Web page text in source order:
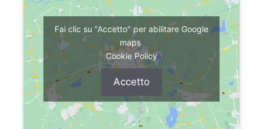
Fai clic su "Accetto" per abilitare Google
maps
Cookie Policy
Accetto